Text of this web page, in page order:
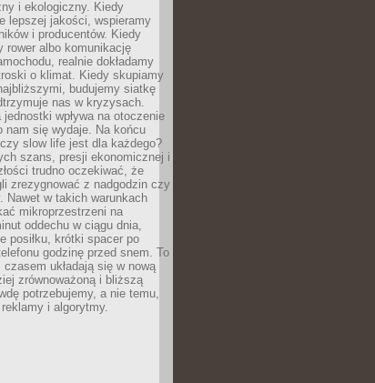
i ekologiczny. Kiedy
lepszej jakości, wspieramy
i producentów. Kiedy
rower albo komunikację
realnie dokładamy
o klimat. Kiedy skupiamy
budujemy siatkę
nas w kryzysach.
wpływa na otoczenie
nam się wydaje. Na końcu
slow life jest dla każdego?
szans, presji ekonomicznej i
trudno oczekiwać, że
zrezygnować z nadgodzin czy
Nawet w takich warunkach
mikroprzestrzeni na
oddechu w ciągu dnia,
posiłku, krótki spacer po
godzinę przed snem. To
czasem układają się w nową
zrównoważoną i bliższą
potrzebujemy, a nie temu,
i algorytmy.